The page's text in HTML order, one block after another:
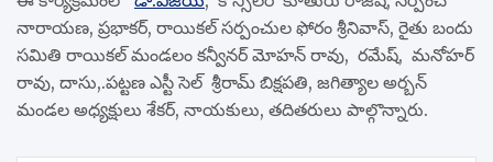
నారాయణ, ప్రభాకర్, రాయికల్ సర్పంచుల ఫోరం శ్రీనివాస్, రైతు బందు
సమితి రాయికల్ మండలం కన్వీనర్ మోహన్ రావు, రమేష్, మనోహర్
రావు, దాసు,.పట్టణ ఎస్టీ సెల్ శ్రీరామ్ బిక్షపతి, జగిత్యాల అర్బన్
మండల అధ్యక్షులు శేకర్, నాయకులు, తదితరులు పాల్గొన్నారు.